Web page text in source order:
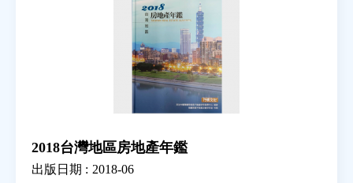
2018台灣地區房地產年鑑
出版日期 : 2018-06